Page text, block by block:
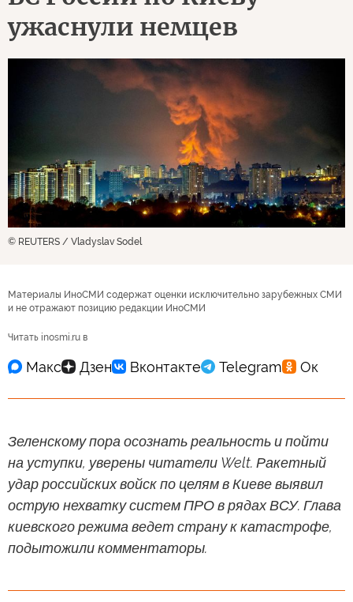
ужаснули немцев
© REUTERS / Vladyslav Sodel
Материалы ИноСМИ содержат оценки исключительно зарубежных СМИ
и не отражают позицию редакции ИноСМИ
Читать inosmi.ru в
Зеленскому пора осознать реальность и пойти
на уступки, уверены читатели Welt. Ракетный
удар российских войск по целям в Киеве выявил
острую нехватку систем ПРО в рядах ВСУ. Глава
киевского режима ведет страну к катастрофе,
подытожили комментаторы.